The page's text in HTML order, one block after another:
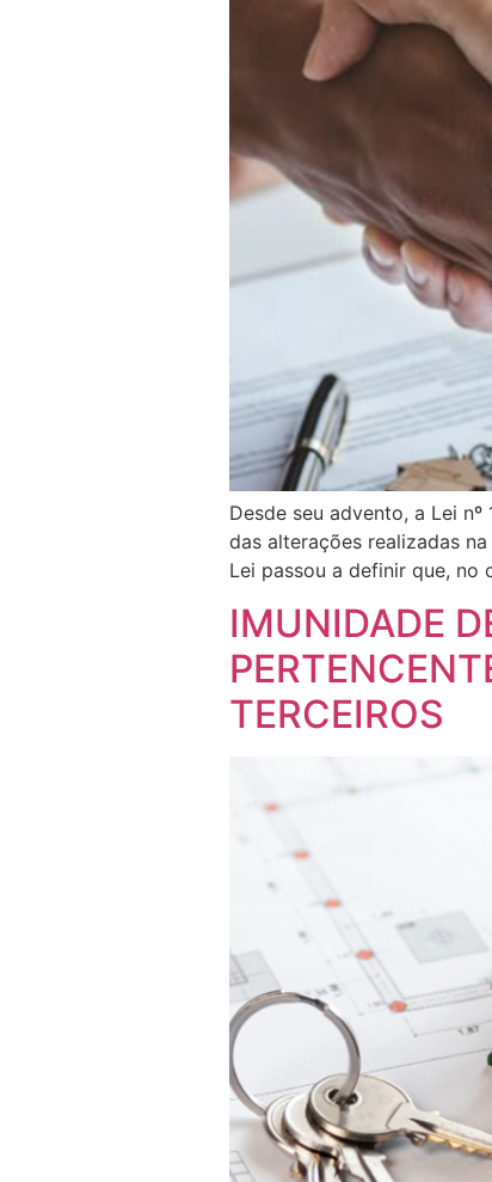
Desde seu advento, a Lei
das alterações realizadas
Lei passou a definir que,
IMUNIDADE
TERCEIROS